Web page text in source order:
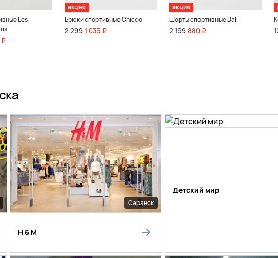
Les
₽
акция
Брюки спортивные Chicco
2 299 1 035 ₽
акция
Шорты спортивные Dali
2 199 880 ₽
Саранск
H & M
Детский мир